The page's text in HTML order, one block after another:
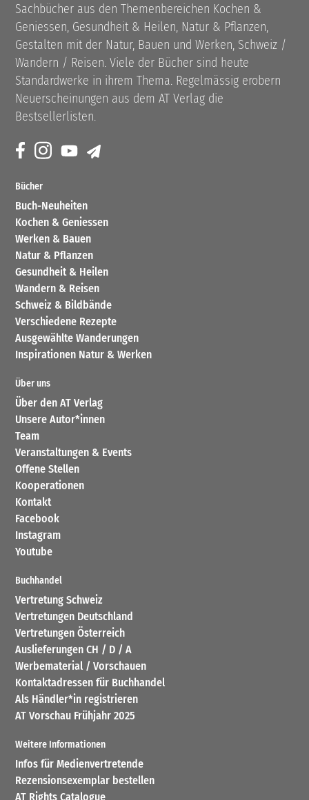
Sachbücher aus den Themenbereichen Kochen &
Geniessen, Gesundheit & Heilen, Natur & Pflanzen,
Gestalten mit der Natur, Bauen und Werken, Schweiz /
Wandern / Reisen. Viele der Bücher sind heute
Standardwerke in ihrem Thema. Regelmässig erobern
Neuerscheinungen aus dem AT Verlag die
Bestsellerlisten.
Bücher
Buch-Neuheiten
Kochen & Geniessen
Werken & Bauen
Natur & Pflanzen
Gesundheit & Heilen
Wandern & Reisen
Schweiz & Bildbände
Verschiedene Rezepte
Ausgewählte Wanderungen
Inspirationen Natur & Werken
Über uns
Über den AT Verlag
Unsere Autor*innen
Team
Veranstaltungen & Events
Offene Stellen
Kooperationen
Kontakt
Facebook
Instagram
Youtube
Buchhandel
Vertretung Schweiz
Vertretungen Deutschland
Vertretungen Österreich
Auslieferungen CH / D / A
Werbematerial / Vorschauen
Kontaktadressen für Buchhandel
Als Händler*in registrieren
AT Vorschau Frühjahr 2025
Weitere Informationen
Infos für Medienvertretende
Rezensionsexemplar bestellen
AT Rights Catalogue